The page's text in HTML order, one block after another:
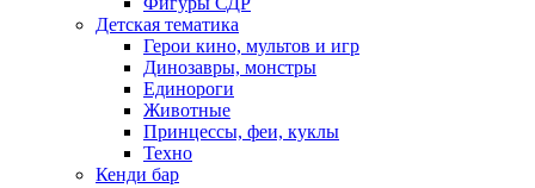
Детская тематика
Герои кино, мультов и игр
Динозавры, монстры
Единороги
Животные
Принцессы, феи, куклы
Техно
Кенди бар